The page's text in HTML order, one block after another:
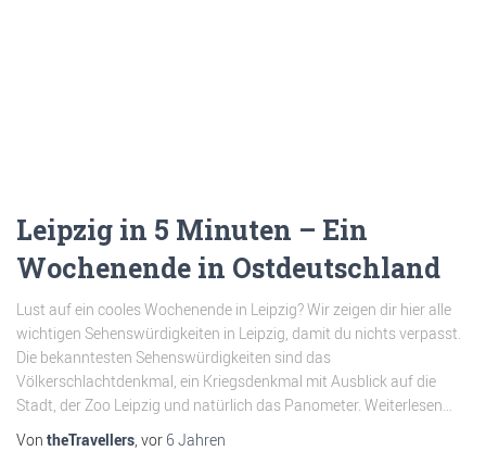
Leipzig in 5 Minuten – Ein
Wochenende in Ostdeutschland
Lust auf ein cooles Wochenende in Leipzig? Wir zeigen dir hier alle
wichtigen Sehenswürdigkeiten in Leipzig, damit du nichts verpasst.
Die bekanntesten Sehenswürdigkeiten sind das
Völkerschlachtdenkmal, ein Kriegsdenkmal mit Ausblick auf die
Stadt, der Zoo Leipzig und natürlich das Panometer. Weiterlesen…
Von theTravellers , vor 6 Jahren